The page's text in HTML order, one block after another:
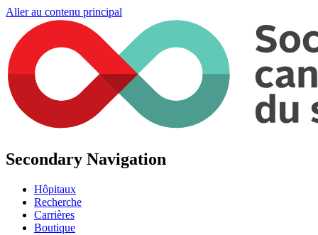
Aller au contenu principal
Secondary Navigation
Hôpitaux
Recherche
Carrières
Boutique